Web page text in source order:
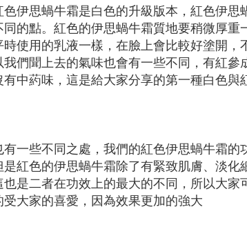
伊思蝸牛霜是白色的升級版本，紅色伊
的點。紅色的伊思蝸牛霜質地要稍微厚
使用的乳液一樣，在臉上會比較好塗開
們聞上去的氣味也會有一些不同，有紅
中葯味，這是給大家分享的第一種白色與
一些不同之處，我們的紅色伊思蝸牛霜
紅色的伊思蝸牛霜除了有緊致肌膚、淡
是二者在功效上的最大的不同，所以大家
大家的喜愛，因為效果更加的強大